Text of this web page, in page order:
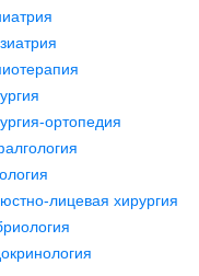
ортопедия
лицевая хирургия